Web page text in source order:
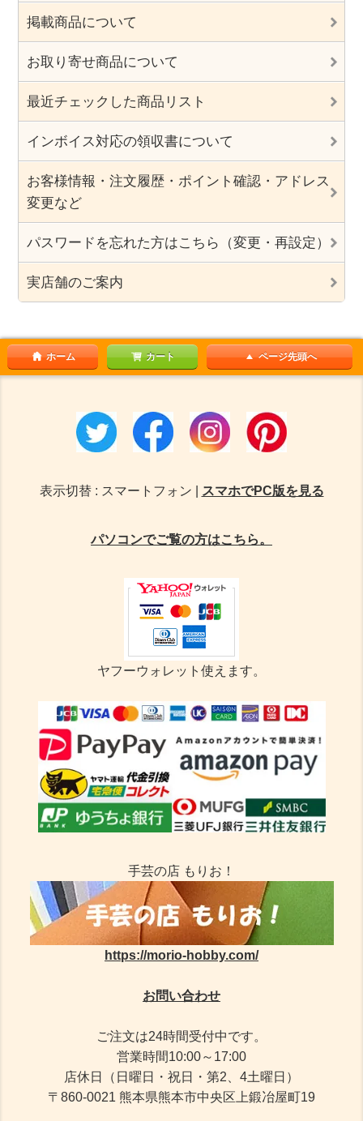
掲載商品について
お取り寄せ商品について
最近チェックした商品リスト
インボイス対応の領収書について
お客様情報・注文履歴・ポイント確認・アドレス
変更など
パスワードを忘れた方はこちら（変更・再設定）
実店舗のご案内
ホーム カート ページ先頭へ
表示切替 : スマートフォン | スマホでPC版を見る
パソコンでご覧の方はこちら。
ヤフーウォレット使えます。
手芸の店 もりお！
https://morio-hobby.com/
お問い合わせ
ご注文は24時間受付中です。
営業時間10:00～17:00
店休日（日曜日・祝日・第2、4土曜日）
〒860-0021 熊本県熊本市中央区上鍛冶屋町19